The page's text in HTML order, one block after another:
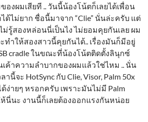
องผมเสียที .. วันนี้น้องโน้ตก็เลยได้เพื่อน
ได้ไม่ยาก ชื่อนี้มาจาก “Clie” นั่นล่ะครับ แต่
ม่รู้สองหล่อนนี่เป็นไง ไม่ยอมคุยกันเลย ผม
ทำให้สองสาวนี้คุยกันได้.. เรื่องมันก็มีอยู่
cradle ในขณะที่น้องโน้ตติดตั้งลินุกซ์
นเค้าความลำบากของผมแล้วใช่ไหม .. นั่น
นี้จะ HotSync กับ Clie, Visor, Palm 50x
ด้ง่ายๆ หรอกครับ เพราะมันไม่มี Palm
ห้นี่นะ งานนี้ก็เลยต้องออกแรงกันหน่อย